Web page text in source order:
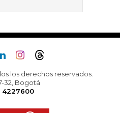
los derechos reservados.
32, Bogotá
4227600